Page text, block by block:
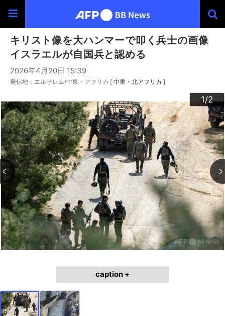
キリスト像を大ハンマーで叩く兵士の画像
イスラエルが自国兵と認める
2026年4月20日 15:39
発信地：エルサレム/中東・アフリカ [ 中東・北アフリカ ]
1/2
2/2
caption +